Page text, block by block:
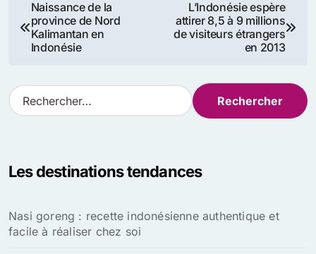
de
Naissance de la
province de Nord
Kalimantan en
Indonésie
L’Indonésie espère
attirer 8,5 à 9 millions
de visiteurs étrangers
en 2013
R
e
r
e
r
Les destinations tendances
Nasi goreng : recette indonésienne authentique et
facile à réaliser chez soi